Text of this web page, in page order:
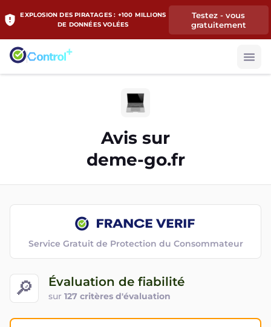
EXPLOSION DES PIRATAGES : +100 MILLIONS
DE DONNÉES VOLÉES
Testez - vous
gratuitement
Avis sur
deme-go.fr
🔎 Évaluation de fiabilité
sur 127 critères d'évaluation
Service Gratuit de Protection du Consommateur